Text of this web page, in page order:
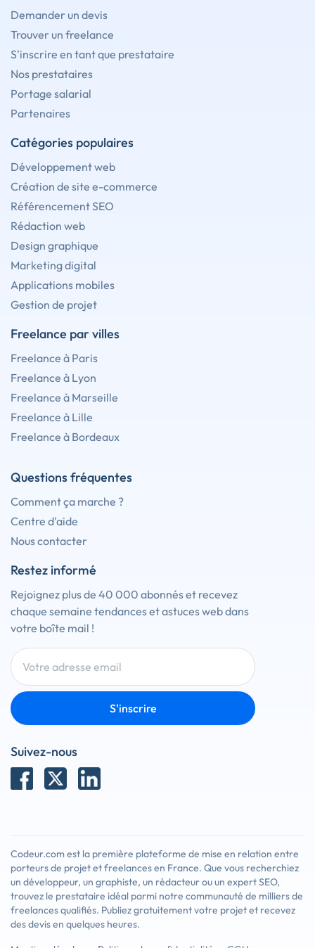
Demander un devis
Trouver un freelance
S'inscrire en tant que prestataire
Nos prestataires
Portage salarial
Partenaires
Catégories populaires
Développement web
Création de site e-commerce
Référencement SEO
Rédaction web
Design graphique
Marketing digital
Applications mobiles
Gestion de projet
Freelance par villes
Freelance à Paris
Freelance à Lyon
Freelance à Marseille
Freelance à Lille
Freelance à Bordeaux
Questions fréquentes
Comment ça marche ?
Centre d'aide
Nous contacter
Restez informé
Rejoignez plus de 40 000 abonnés et recevez
chaque semaine tendances et astuces web dans
votre boîte mail !
S'inscrire
Suivez-nous
Codeur.com est la première plateforme de mise en relation entre
porteurs de projet et freelances en France. Que vous recherchiez
un développeur, un graphiste, un rédacteur ou un expert SEO,
trouvez le prestataire idéal parmi notre communauté de milliers de
freelances qualifiés. Publiez gratuitement votre projet et recevez
des devis en quelques heures.